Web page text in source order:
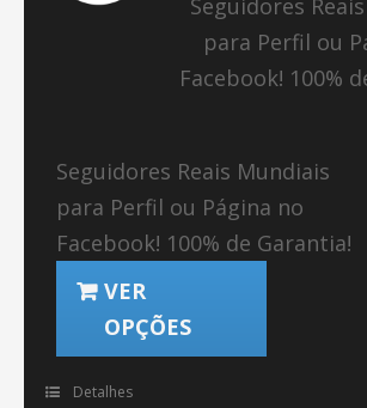
Seguidores
para Perfil ou
Facebook! 100%
Seguidores Reais Mundiais
para Perfil ou Página no
Facebook! 100% de Garantia!
VER
OPÇÕES
Detalhes